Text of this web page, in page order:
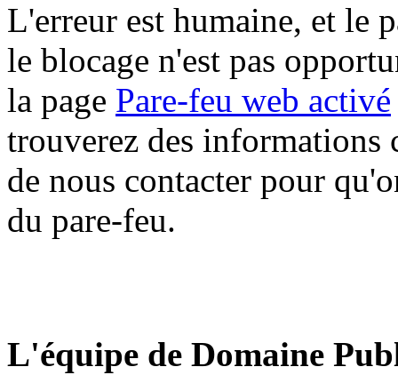
L'erreur est humaine, et le
le blocage n'est pas
la page Pare-feu web activé
trouverez des informations
de nous contacter pour
du pare-feu.
L'équipe de Domaine